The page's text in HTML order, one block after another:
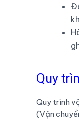
Quy
Quy trình
(Vận